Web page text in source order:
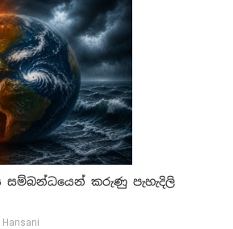
කරුණු පැහැදිලි
Hansani